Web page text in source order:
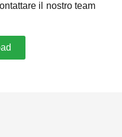
il nostro team